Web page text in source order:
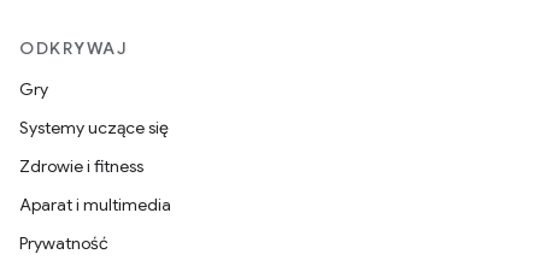
ODKRYWAJ
Gry
Systemy uczące się
Zdrowie i fitness
Aparat i multimedia
Prywatność